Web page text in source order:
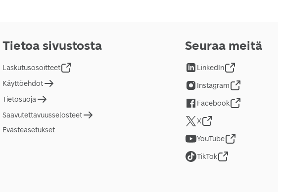
Tietoa sivustosta
Laskutusosoitteet
Käyttöehdot
Tietosuoja
Saavutettavuusselosteet
Evästeasetukset
Seuraa meitä
LinkedIn
Instagram
Facebook
X
YouTube
TikTok